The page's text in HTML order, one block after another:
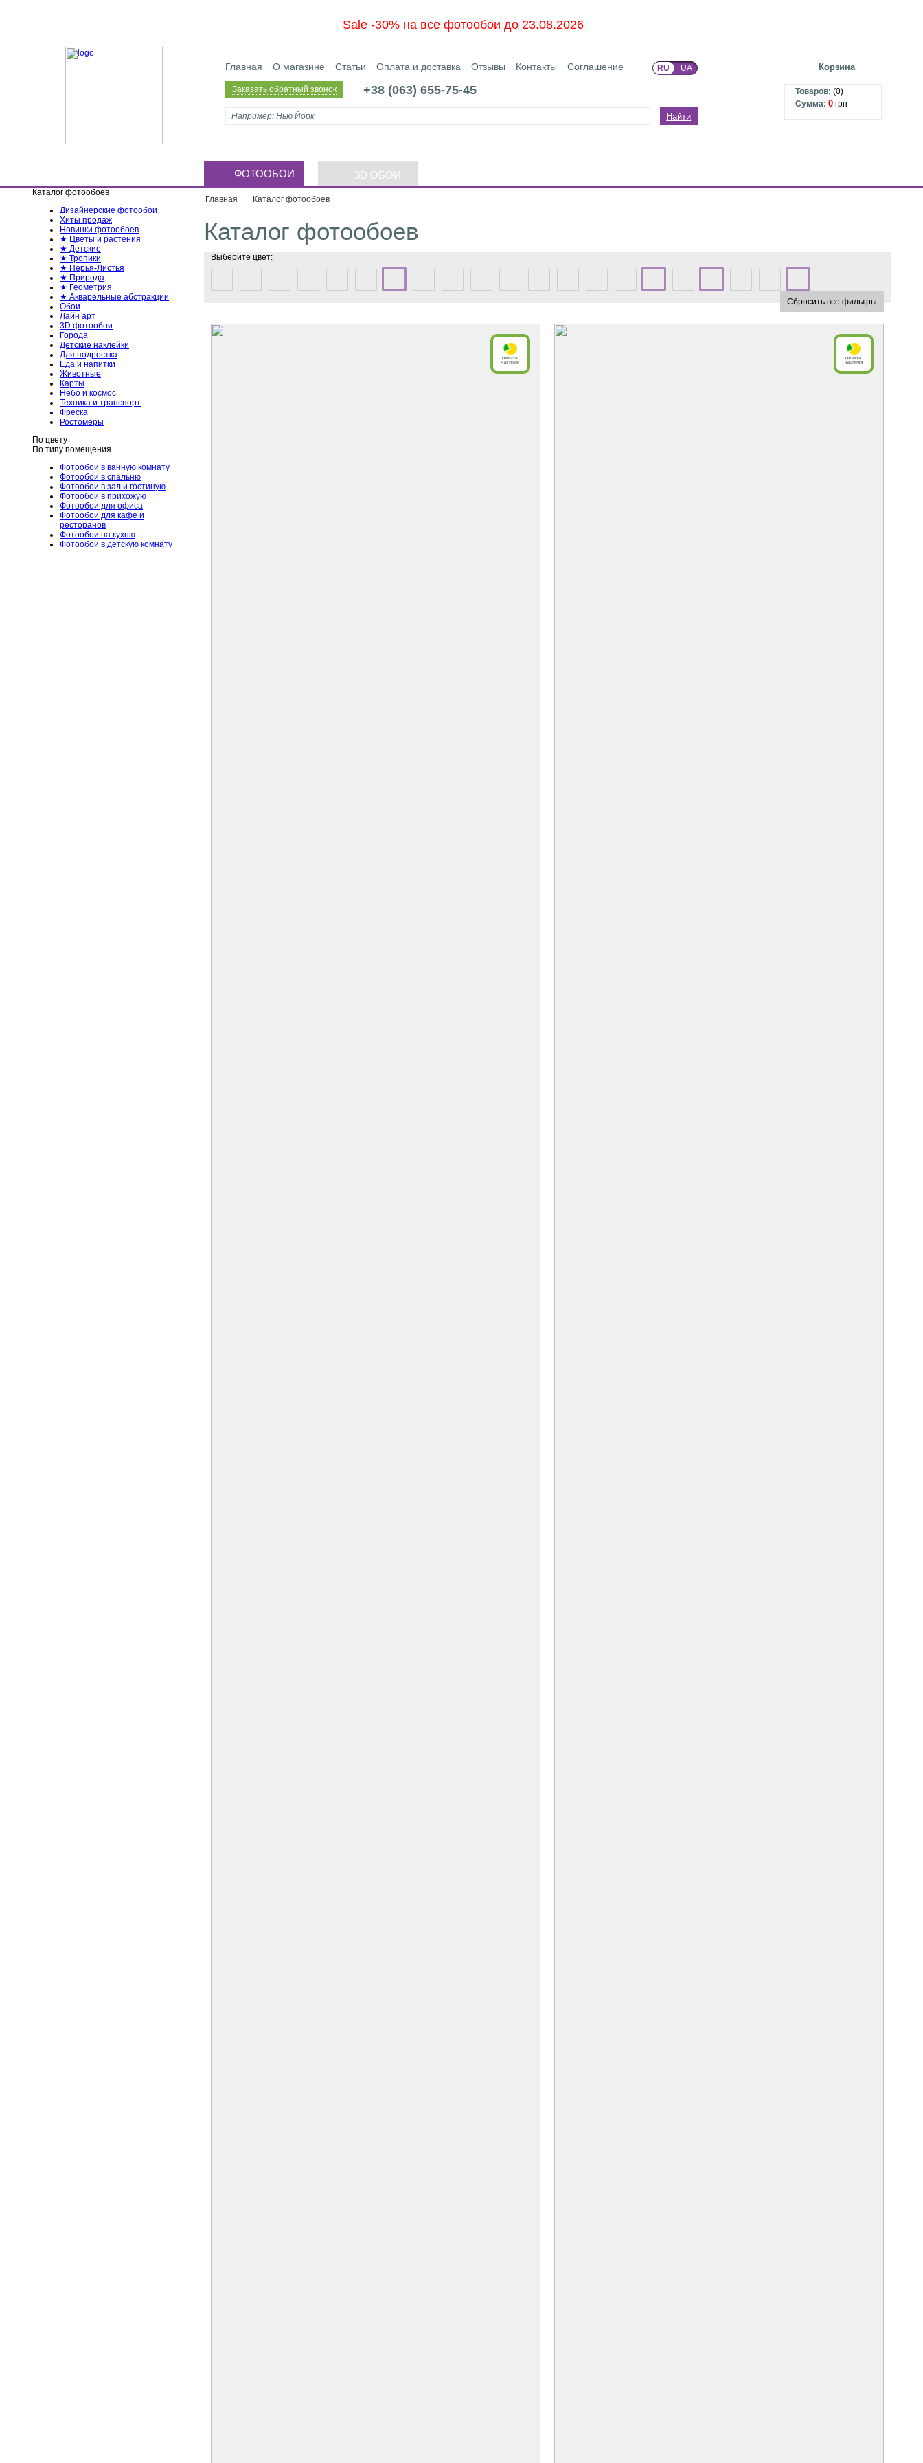
Sale -30% на все фотообои до 23.08.2026
Главная О магазине Статьи Оплата и доставка Отзывы Контакты Соглашение RU UA
Заказать обратный звонок +38 (063) 655-75-45
Найти
Корзина
Товаров: (0)
Сумма: 0 грн
ФОТООБОИ 3D ОБОИ
Каталог фотообоев
Дизайнерские фотообои
Хиты продаж
Новинки фотообоев
★ Цветы и растения
★ Детские
★ Тропики
★ Перья-Листья
★ Природа
★ Геометрия
★ Акварельные абстракции
Обои
Лайн арт
3D фотообои
Города
Детские наклейки
Для подростка
Еда и напитки
Животные
Карты
Небо и космос
Техника и транспорт
Фреска
Ростомеры
По цвету
По типу помещения
Фотообои в ванную комнату
Фотообои в спальню
Фотообои в зал и гостиную
Фотообои в прихожую
Фотообои для офиса
Фотообои для кафе и
ресторанов
Фотообои на кухню
Фотообои в детскую комнату
Главная Каталог фотообоев
Каталог фотообоев
Выберите цвет:
Сбросить все фильтры